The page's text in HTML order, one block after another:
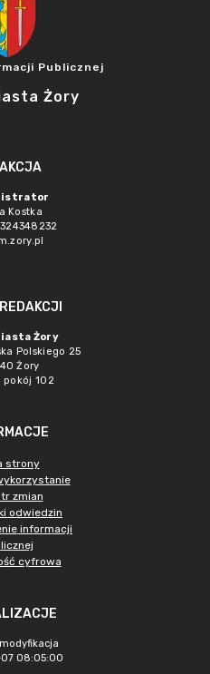
Publicznej
Żory
Kostka
Żory
Polskiego 25
Żory
pokój 102
strony
zmian
odwiedzin
informacji
cyfrowa
08:05:00